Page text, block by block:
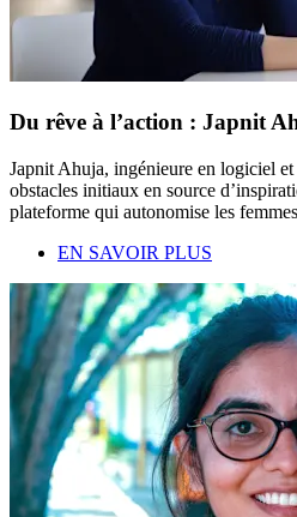
Du rêve à l’action : Japnit
Japnit Ahuja, ingénieure en logiciel
obstacles initiaux en source
plateforme qui autonomise les
EN SAVOIR PLUS